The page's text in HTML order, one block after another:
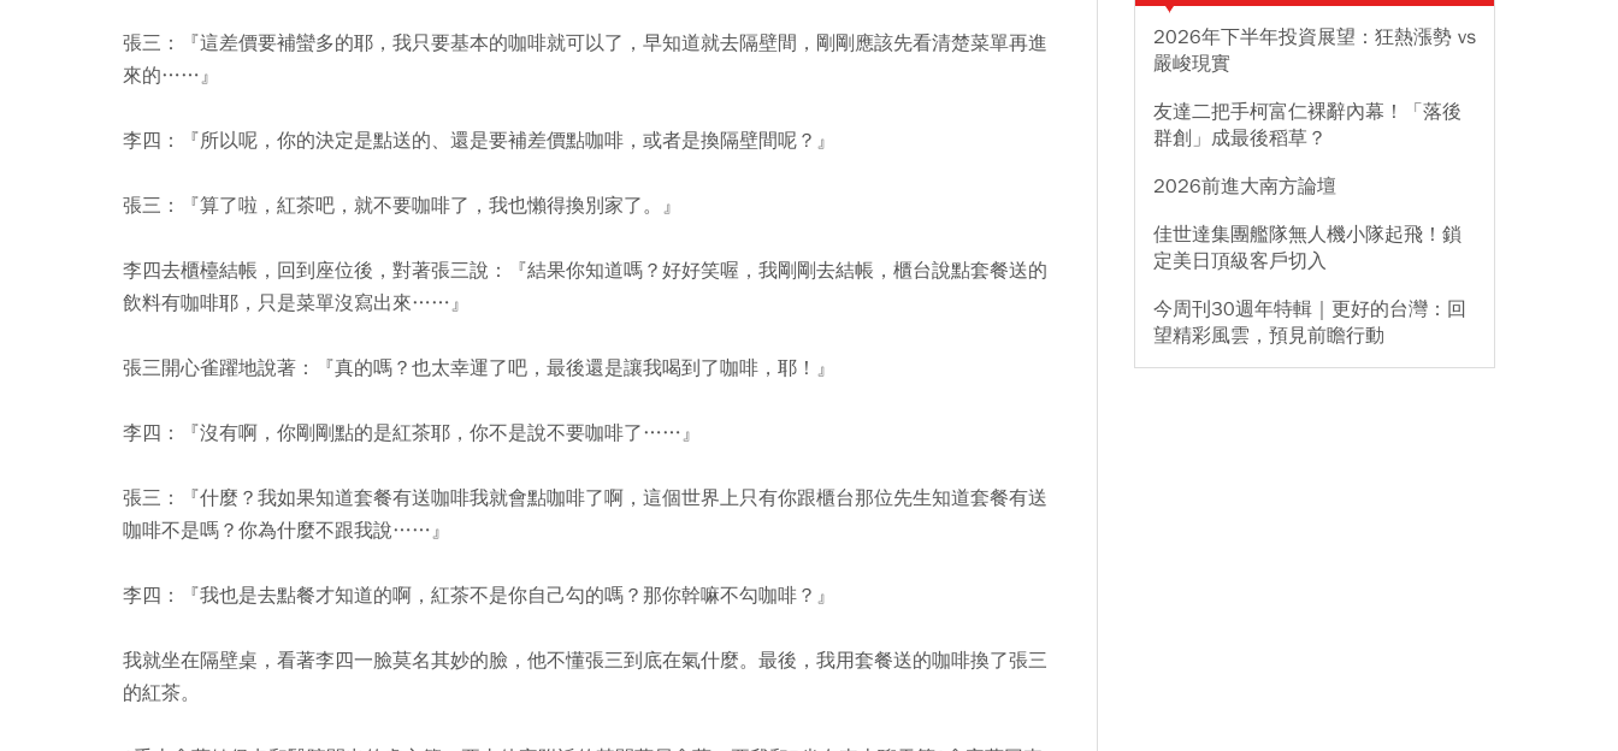
張三：『這差價要補蠻多的耶，我只要基本的咖啡就可以了，早知道就去隔壁間，剛剛應該先看清楚菜單再進
來的……』
李四：『所以呢，你的決定是點送的、還是要補差價點咖啡，或者是換隔壁間呢？』
張三：『算了啦，紅茶吧，就不要咖啡了，我也懶得換別家了。』
李四去櫃檯結帳，回到座位後，對著張三說：『結果你知道嗎？好好笑喔，我剛剛去結帳，櫃台說點套餐送的
飲料有咖啡耶，只是菜單沒寫出來……』
張三開心雀躍地說著：『真的嗎？也太幸運了吧，最後還是讓我喝到了咖啡，耶！』
李四：『沒有啊，你剛剛點的是紅茶耶，你不是說不要咖啡了……』
張三：『什麼？我如果知道套餐有送咖啡我就會點咖啡了啊，這個世界上只有你跟櫃台那位先生知道套餐有送
咖啡不是嗎？你為什麼不跟我說……』
李四：『我也是去點餐才知道的啊，紅茶不是你自己勾的嗎？那你幹嘛不勾咖啡？』
我就坐在隔壁桌，看著李四一臉莫名其妙的臉，他不懂張三到底在氣什麼。最後，我用套餐送的咖啡換了張三
的紅茶。
2026年下半年投資展望：狂熱漲勢 vs
嚴峻現實
友達二把手柯富仁裸辭內幕！「落後
群創」成最後稻草？
2026前進大南方論壇
佳世達集團艦隊無人機小隊起飛！鎖
定美日頂級客戶切入
今周刊30週年特輯｜更好的台灣：回
望精彩風雲，預見前瞻行動